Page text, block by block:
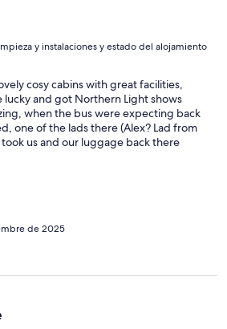
y instalaciones y estado del alojamiento
cosy cabins with great facilities,
and got Northern Light shows
when the bus were expecting back
one of the lads there (Alex? Lad from
us and our luggage back there
views, takes about 45 mins from
de 2025